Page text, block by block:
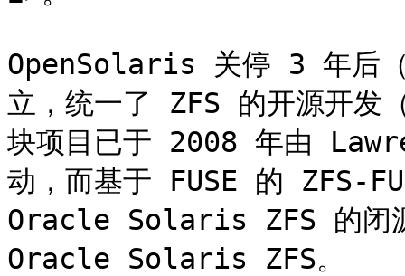
OpenSolaris 关停 3 年后（
立，统一了 ZFS 的开源开
块项目已于 2008 年由
动，而基于 FUSE 的 ZFS-
Oracle Solaris ZFS 的闭源
Oracle Solaris ZFS。